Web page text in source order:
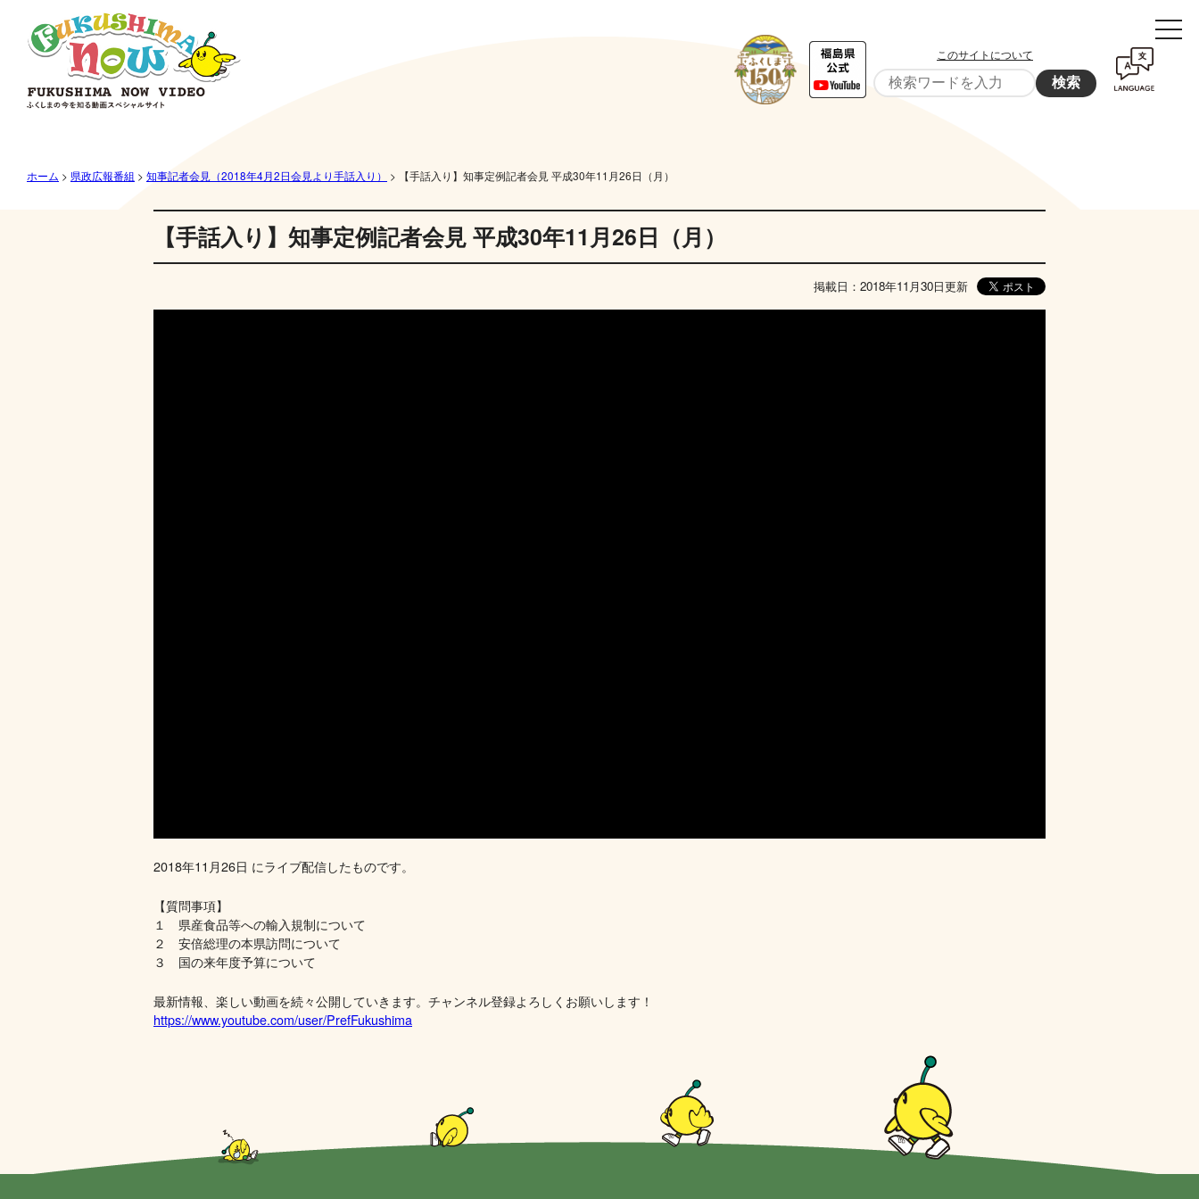
このサイトについて
検索
ホーム > 県政広報番組 > 知事記者会見（2018年4月2日会見より手話入り） > 【手話入り】知事定例記者会見 平成30年11月26日（月）
【手話入り】知事定例記者会見 平成30年11月26日（月）
掲載日：2018年11月30日更新
2018年11月26日 にライブ配信したものです。
【質問事項】
１ 県産食品等への輸入規制について
２ 安倍総理の本県訪問について
３ 国の来年度予算について
最新情報、楽しい動画を続々公開していきます。チャンネル登録よろしくお願いします！
https://www.youtube.com/user/PrefFukushima